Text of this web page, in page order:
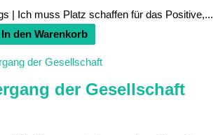
| Ich muss Platz schaffen für das Positive,...
In den Warenkorb
der Gesellschaft